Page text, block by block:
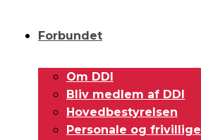
Forbundet
Om DDI
Bliv medlem af DDI
Hovedbestyrelsen
Personale og frivillige